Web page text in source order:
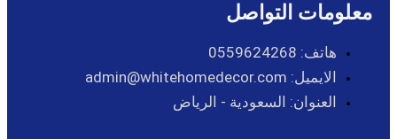
معلومات التواصل
هاتف: 0559624268
الايميل: admin@whitehomedecor.com
العنوان: السعودية - الرياض